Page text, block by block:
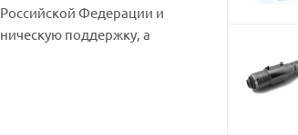
Федерации и
поддержку, а